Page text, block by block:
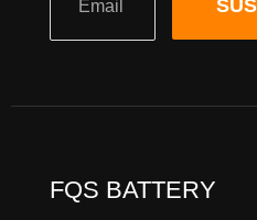
FQS BATTERY